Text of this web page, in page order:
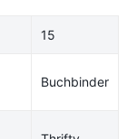
15
Buchbinder